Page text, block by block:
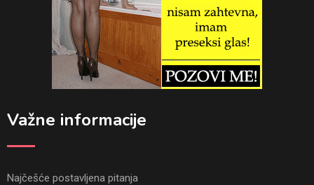
Važne informacije
Najčešće postavljena pitanja